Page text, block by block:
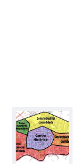
Madrid
(UPM)